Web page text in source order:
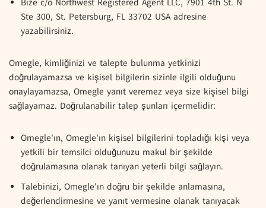
Ste 300, St. Petersburg, FL 33702 USA adresine
yazabilirsiniz.
Omegle, kimliğinizi ve talepte bulunma yetkinizi
doğrulayamazsa ve kişisel bilgilerin sizinle ilgili olduğunu
onaylayamazsa, Omegle yanıt veremez veya size kişisel bilgi
sağlayamaz. Doğrulanabilir talep şunları içermelidir:
Omegle'ın, Omegle'ın kişisel bilgilerini topladığı kişi veya
yetkili bir temsilci olduğunuzu makul bir şekilde
doğrulamasına olanak tanıyan yeterli bilgi sağlayın.
Talebinizi, Omegle'ın doğru bir şekilde anlamasına,
değerlendirmesine ve yanıt vermesine olanak tanıyacak